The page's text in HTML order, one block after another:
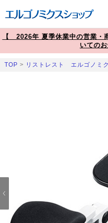
【 2026年 夏季休業中の営業・
いての
TOP > リストレスト エルゴノミ